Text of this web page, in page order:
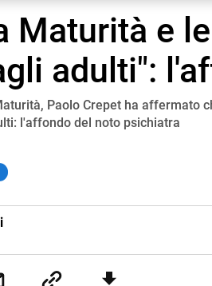
Maturità e
adulti":
Paolo Crepet ha affermato
l'affondo del noto psichiatra
è il mio pane quotidiano, i libri la mia